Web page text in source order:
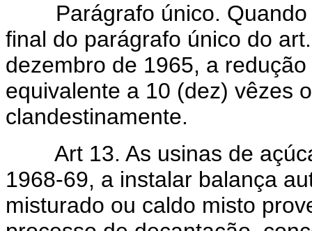
Parágrafo único. Quando
final do parágrafo único do
dezembro de 1965, a
equivalente a 10 (dez) vêzes
clandestinamente.
Art 13. As usinas de
1968-69, a instalar balança
misturado ou caldo misto